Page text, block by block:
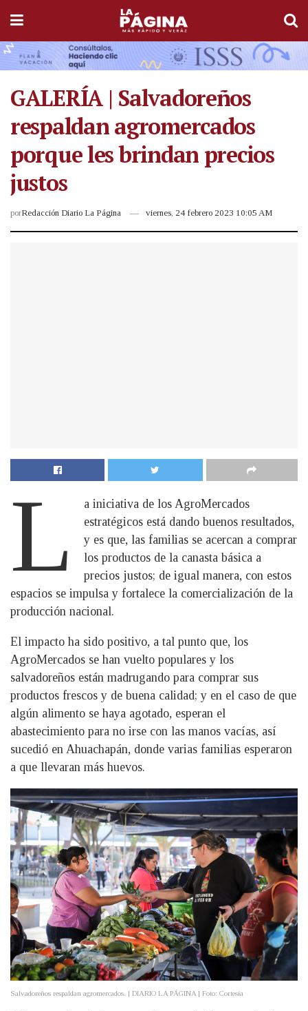
GALERÍA | Salvadoreños
respaldan agromercados
porque les brindan precios
justos
porRedacción Diario La Página viernes, 24 febrero 2023 10:05 AM
L
a iniciativa de los AgroMercados
estratégicos está dando buenos resultados,
y es que, las familias se acercan a comprar
los productos de la canasta básica a
precios justos; de igual manera, con estos
espacios se impulsa y fortalece la comercialización de la
producción nacional.
El impacto ha sido positivo, a tal punto que, los
AgroMercados se han vuelto populares y los
salvadoreños están madrugando para comprar sus
productos frescos y de buena calidad; y en el caso de que
algún alimento se haya agotado, esperan el
abastecimiento para no irse con las manos vacías, así
sucedió en Ahuachapán, donde varias familias esperaron
a que llevaran más huevos.
Salvadoreños respaldan agromercados. | DIARIO LA PÁGINA | Foto: Cortesía